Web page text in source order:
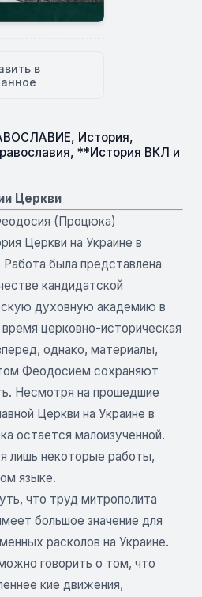
в
, История,
, **История ВКЛ и
Церкви
(Процюка)
Церкви на Украине в
Работа была представлена
кандидатской
духовную академию в
церковно-историческая
однако, материалы,
Феодосием сохраняют
Несмотря на прошедшие
Церкви на Украине в
остается малоизученной.
лишь некоторые работы,
языке.
что труд митрополита
большое значение для
расколов на Украине.
говорить о том, что
кие движения,